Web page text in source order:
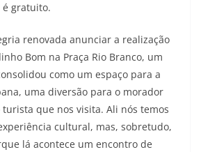
é gratuito.
renovada anunciar a realização
Bom na Praça Rio Branco, um
como um espaço para a
uma diversão para o morador
turista que nos visita. Ali nós temos
cultural, mas, sobretudo,
lá acontece um encontro de